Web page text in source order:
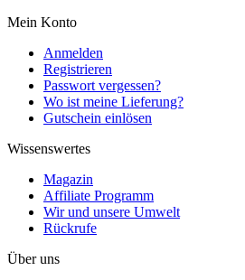
Mein Konto
Anmelden
Registrieren
Passwort vergessen?
Wo ist meine Lieferung?
Gutschein einlösen
Wissenswertes
Magazin
Affiliate Programm
Wir und unsere Umwelt
Rückrufe
Über uns